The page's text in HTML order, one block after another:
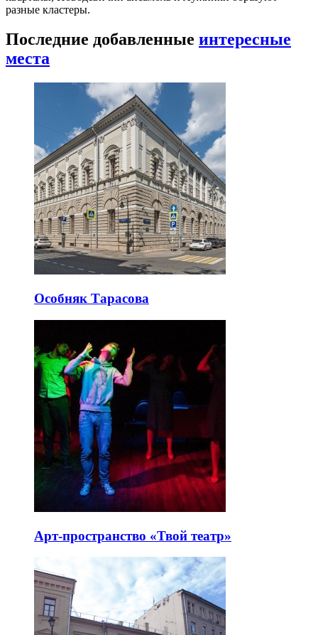
разные кластеры.
Последние добавленные интересные
места
Особняк Тарасова
Арт-пространство «Твой театр»